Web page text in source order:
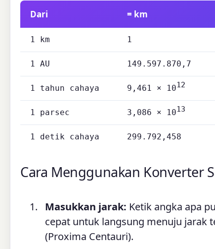
Dari = km
1 km 1
1 AU 149.597.870,7
1 tahun cahaya 9,461 × 1012
1 parsec 3,086 × 1013
1 detik cahaya 299.792,458
Cara Menggunakan Konverter
Masukkan jarak: Ketik angka apa
cepat untuk langsung menuju jarak
(Proxima Centauri).